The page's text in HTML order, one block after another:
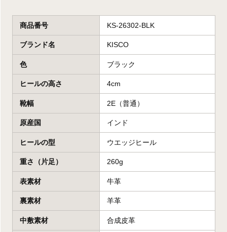
商品番号 KS-26302-BLK
ブランド名 KISCO
色 ブラック
ヒールの高さ 4cm
靴幅 2E（普通）
原産国 インド
ヒールの型 ウエッジヒール
重さ（片足） 260g
表素材 牛革
裏素材 羊革
中敷素材 合成皮革